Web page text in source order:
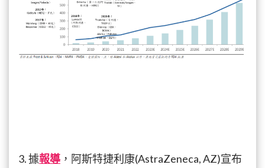
3. 據報導 ，阿斯特捷利康(AstraZeneca, AZ)宣布